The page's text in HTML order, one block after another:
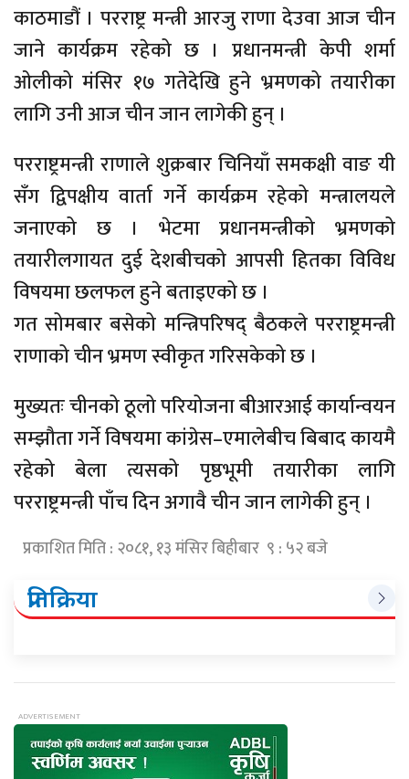
काठमाडौं । परराष्ट्र मन्त्री आरजु राणा देउवा आज चीन
जाने कार्यक्रम रहेको छ । प्रधानमन्त्री केपी शर्मा
ओलीको मंसिर १७ गतेदेखि हुने भ्रमणको तयारीका
लागि उनी आज चीन जान लागेकी हुन् ।
परराष्ट्रमन्त्री राणाले शुक्रबार चिनियाँ समकक्षी वाङ यी
सँग द्विपक्षीय वार्ता गर्ने कार्यक्रम रहेको मन्त्रालयले
जनाएको छ । भेटमा प्रधानमन्त्रीको भ्रमणको
तयारीलगायत दुई देशबीचको आपसी हितका विविध
विषयमा छलफल हुने बताइएको छ ।
गत सोमबार बसेको मन्त्रिपरिषद् बैठकले परराष्ट्रमन्त्री
राणाको चीन भ्रमण स्वीकृत गरिसकेको छ ।
मुख्यतः चीनको ठूलो परियोजना बीआरआई कार्यान्वयन
सम्झौता गर्ने विषयमा कांग्रेस–एमालेबीच बिबाद कायमै
रहेको बेला त्यसको पृष्ठभूमी तयारीका लागि
परराष्ट्रमन्त्री पाँच दिन अगावै चीन जान लागेकी हुन् ।
प्रकाशित मिति : २०८१, १३ मंसिर बिहीबार ९ : ५२ बजे
प्रतिक्रिया